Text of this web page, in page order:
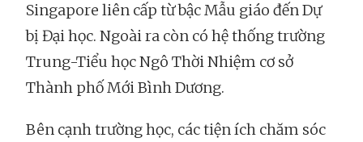
Singapore liên cấp từ bậc Mẫu giáo đến Dự
bị Đại học. Ngoài ra còn có hệ thống trường
Trung-Tiểu học Ngô Thời Nhiệm cơ sở
Thành phố Mới Bình Dương.
Bên cạnh trường học, các tiện ích chăm sóc